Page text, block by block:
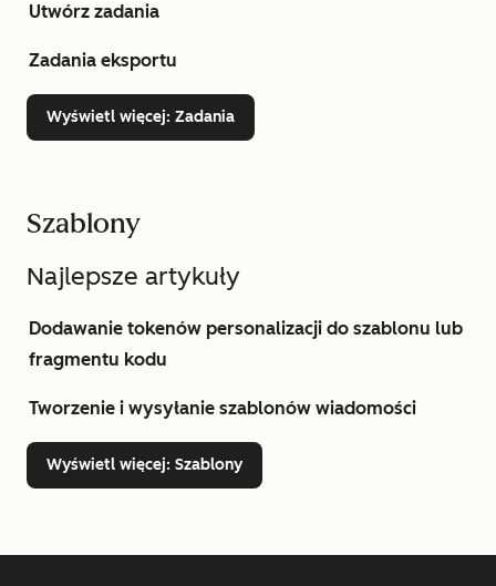
Utwórz zadania
Zadania eksportu
Wyświetl więcej: Zadania
Szablony
Najlepsze artykuły
Dodawanie tokenów personalizacji do szablonu lub
fragmentu kodu
Tworzenie i wysyłanie szablonów wiadomości
Wyświetl więcej: Szablony